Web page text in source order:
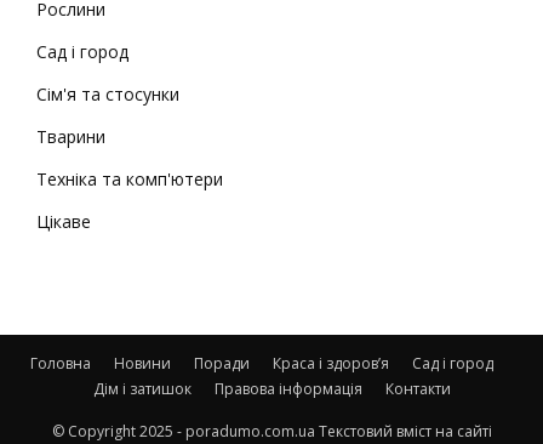
Рослини
Сад і город
Сім'я та стосунки
Тварини
Техніка та комп'ютери
Цікаве
Головна Новини Поради Краса і здоров’я
Сад і город
Дім і затишок
Правова інформація Контакти
© Copyright 2025 - poradumo.com.ua Текстовий вміст на сайті